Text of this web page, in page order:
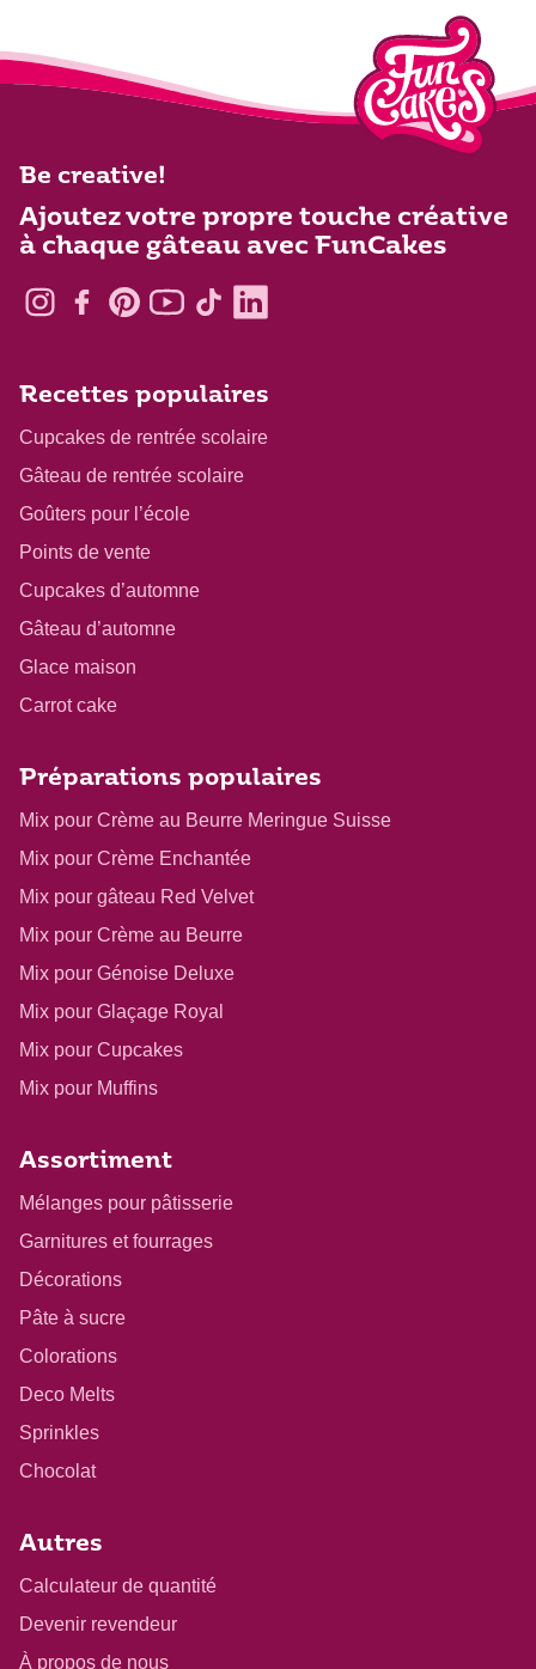
Be creative!
Ajoutez votre propre touche créative
à chaque gâteau avec FunCakes
Recettes populaires
Cupcakes de rentrée scolaire
Gâteau de rentrée scolaire
Goûters pour l’école
Points de vente
Cupcakes d’automne
Gâteau d’automne
Glace maison
Carrot cake
Préparations populaires
Mix pour Crème au Beurre Meringue Suisse
Mix pour Crème Enchantée
Mix pour gâteau Red Velvet
Mix pour Crème au Beurre
Mix pour Génoise Deluxe
Mix pour Glaçage Royal
Mix pour Cupcakes
Mix pour Muffins
Assortiment
Mélanges pour pâtisserie
Garnitures et fourrages
Décorations
Pâte à sucre
Colorations
Deco Melts
Sprinkles
Chocolat
Autres
Calculateur de quantité
Devenir revendeur
À propos de nous